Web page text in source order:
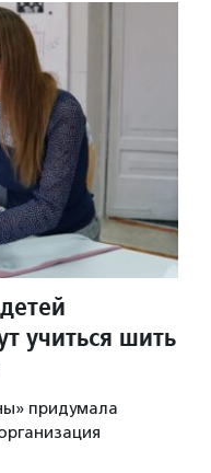
учиться шить
придумала